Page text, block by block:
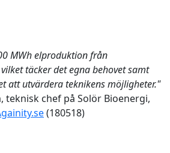
MWh elproduktion från
täcker det egna behovet samt
att utvärdera teknikens möjligheter."
teknisk chef på Solör Bioenergi,
(180518)